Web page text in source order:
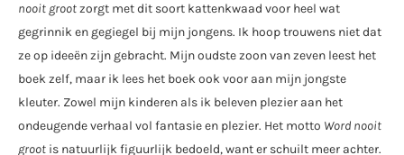
nooit grootzorgt met dit soort kattenkwaad voor heel wat
gegrinnik en gegiegel bij mijn jongens. Ik hoop trouwens niet dat
ze op ideeën zijn gebracht. Mijn oudste zoon van zeven leest het
boek zelf, maar ik lees het boek ook voor aan mijn jongste
kleuter. Zowel mijn kinderen als ik beleven plezier aan het
ondeugende verhaal vol fantasie en plezier. Het motto Word nooit
groot is natuurlijk figuurlijk bedoeld, want er schuilt meer achter.